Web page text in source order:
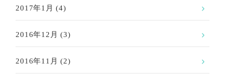
2017年1月 (4)
2016年12月 (3)
2016年11月 (2)